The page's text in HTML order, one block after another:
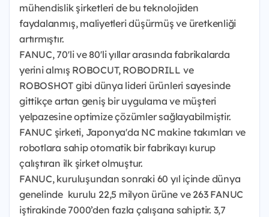
mühendislik şirketleri de bu teknolojiden
faydalanmış, maliyetleri düşürmüş ve üretkenliği
artırmıştır.
FANUC, 70'li ve 80'li yıllar arasında fabrikalarda
yerini almış ROBOCUT, ROBODRILL ve
ROBOSHOT gibi dünya lideri ürünleri sayesinde
gittikçe artan geniş bir uygulama ve müşteri
yelpazesine optimize çözümler sağlayabilmiştir.
FANUC şirketi, Japonya'da NC makine takımları ve
robotlara sahip otomatik bir fabrikayı kurup
çalıştıran ilk şirket olmuştur.
FANUC, kuruluşundan sonraki 60 yıl içinde dünya
genelinde kurulu 22,5 milyon ürüne ve 263 FANUC
iştirakinde 7000’den fazla çalışana sahiptir. 3,7